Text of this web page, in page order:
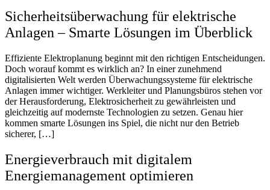
Sicherheitsüberwachung für elektrische
Anlagen – Smarte Lösungen im Überblick
Effiziente Elektroplanung beginnt mit den richtigen Entscheidungen.
Doch worauf kommt es wirklich an? In einer zunehmend
digitalisierten Welt werden Überwachungssysteme für elektrische
Anlagen immer wichtiger. Werkleiter und Planungsbüros stehen vor
der Herausforderung, Elektrosicherheit zu gewährleisten und
gleichzeitig auf modernste Technologien zu setzen. Genau hier
kommen smarte Lösungen ins Spiel, die nicht nur den Betrieb
sicherer, […]
Energieverbrauch mit digitalem
Energiemanagement optimieren